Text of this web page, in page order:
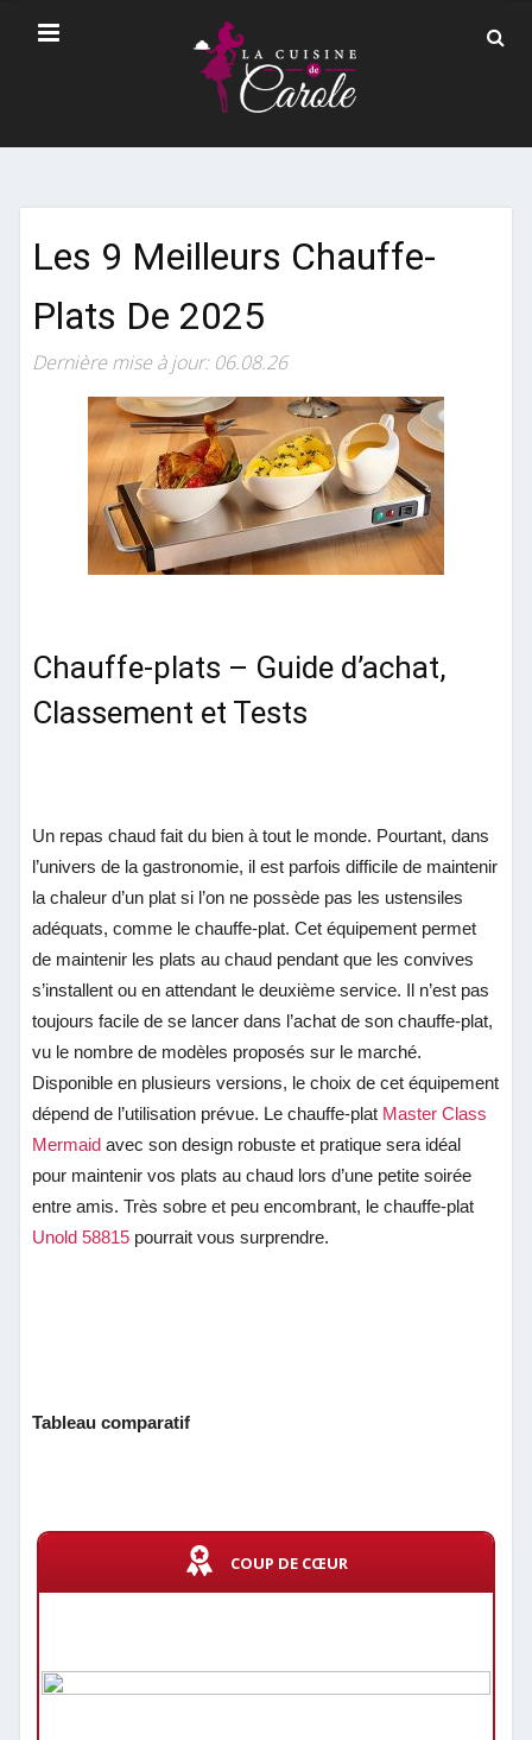
Les 9 Meilleurs Chauffe-
Plats De 2025
Dernière mise à jour: 06.08.26
Chauffe-plats – Guide d’achat,
Classement et Tests
Un repas chaud fait du bien à tout le monde. Pourtant, dans
l’univers de la gastronomie, il est parfois difficile de maintenir
la chaleur d’un plat si l’on ne possède pas les ustensiles
adéquats, comme le chauffe-plat. Cet équipement permet
de maintenir les plats au chaud pendant que les convives
s’installent ou en attendant le deuxième service. Il n’est pas
toujours facile de se lancer dans l’achat de son chauffe-plat,
vu le nombre de modèles proposés sur le marché.
Disponible en plusieurs versions, le choix de cet équipement
dépend de l’utilisation prévue. Le chauffe-plat Master Class
Mermaid avec son design robuste et pratique sera idéal
pour maintenir vos plats au chaud lors d’une petite soirée
entre amis. Très sobre et peu encombrant, le chauffe-plat
Unold 58815 pourrait vous surprendre.
Tableau comparatif
COUP DE CŒUR